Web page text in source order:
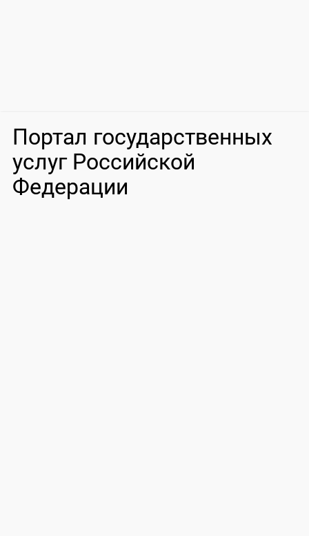
Портал государственных
услуг Российской
Федерации